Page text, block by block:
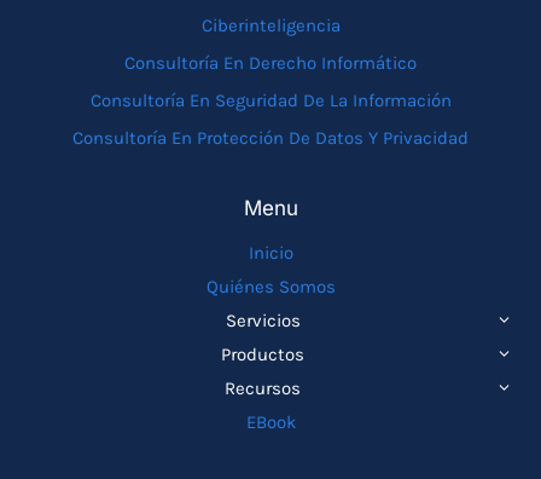
Ciberinteligencia
Consultoría En Derecho Informático
Consultoría En Seguridad De La Información
Consultoría En Protección De Datos Y Privacidad
Menu
Inicio
Quiénes Somos
Servicios
HIJO
Productos
HIJO
Recursos
EBook